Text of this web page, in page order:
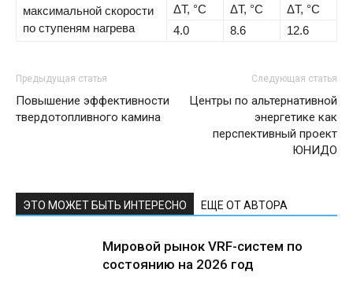
максимальной скорости
по ступеням нагрева
ΔТ, °C
ΔТ, °C
ΔТ, °C
4.0
8.6 12.6
Предыдущая статья
Повышение эффективности
твердотопливного камина
Следующая статья
Центры по альтернативной
энергетике как
перспективный проект
ЮНИДО
ЭТО МОЖЕТ БЫТЬ ИНТЕРЕСНО ЕЩЕ ОТ АВТОРА
Мировой рынок VRF-систем по
состоянию на 2026 год